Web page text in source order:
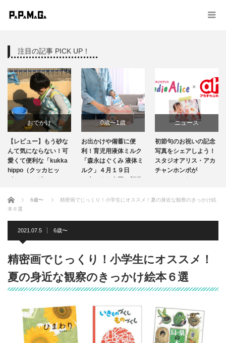
注目の記事 PICK UP！
おでかけ
品レビュー
育児グッズ
ュー】もう砂な
にならない！可
便利な「kukka
クッカヒッ
0歳〜1歳
ニュース
出産・育児情報
お出かけや備蓄に便
利！育児用液体ミルク
「森永はぐくみ 液体ミ
ルク」４月１９日
ニュース
初節句のお祝いの記念
写真をシェアしよう！
スタジオアリス・アカ
チャンホンポが
エルゴ
ひも「
2022
ホーム 6歳〜
精密画でじっくり！小学生にオススメ！夏の身近な観察のきっかけ絵
本６選
2021.07.5 6歳〜
精密画でじっくり！小学生にオススメ！
夏の身近な観察のきっかけ絵本６選